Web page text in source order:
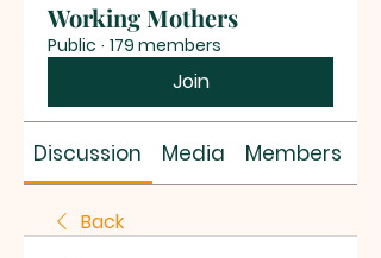
Working Mothers
Public · 179 members
Join
Discussion Media Members
Back